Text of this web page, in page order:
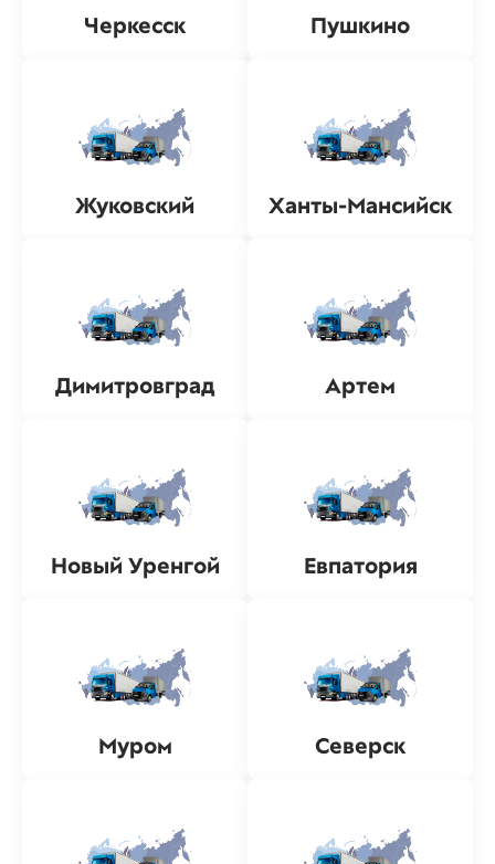
Черкесск Пушкино
Жуковский Ханты-Мансийск
Димитровград Артем
Новый Уренгой Евпатория
Муром Северск